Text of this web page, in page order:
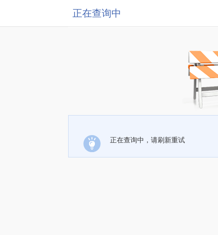
正在查询中
正在查询中，请刷新重试